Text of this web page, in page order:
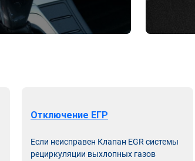
Отключение ЕГР
Если неисправен Клапан EGR системы
рециркуляции выхлопных газов